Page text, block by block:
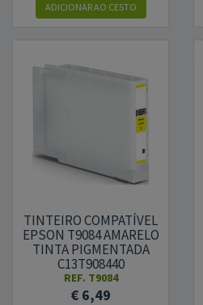
ADICIONARAO CESTO
TINTEIRO COMPATÍVEL
EPSON T9084 AMARELO
TINTA PIGMENTADA
C13T908440
REF. T9084
€ 6,49